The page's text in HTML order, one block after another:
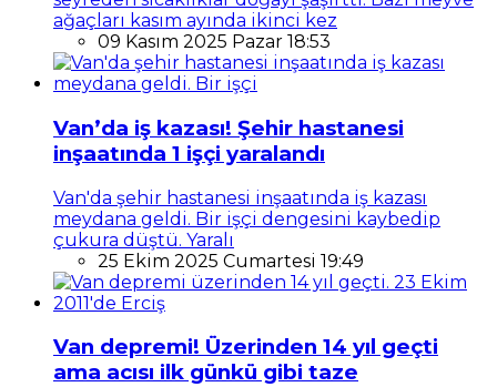
ağaçları kasım ayında ikinci kez
09 Kasım 2025 Pazar 18:53
Van’da iş kazası! Şehir hastanesi
inşaatında 1 işçi yaralandı
Van'da şehir hastanesi inşaatında iş kazası
meydana geldi. Bir işçi dengesini kaybedip
çukura düştü. Yaralı
25 Ekim 2025 Cumartesi 19:49
Van depremi! Üzerinden 14 yıl geçti
ama acısı ilk günkü gibi taze